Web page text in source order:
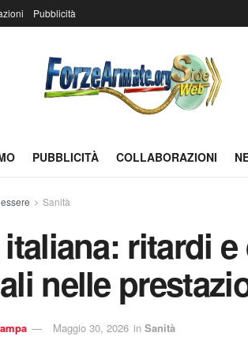
Pubblicità
PUBBLICITÀ COLLABORAZIONI
Sanità
ritardi
nelle
Maggio 30, 2026 in Sanità